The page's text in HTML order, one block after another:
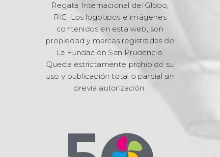
Regata Internacional del Globo,
RIG. Los logotipos e imágenes
contenidos en esta web, son
propiedad y marcas registradas de
La Fundación San Prudencio.
Queda estrictamente prohibido su
uso y publicación total o parcial sin
previa autorización.